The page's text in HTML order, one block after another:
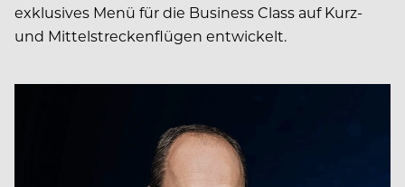
exklusives Menü für die Business Class auf Kurz-
und Mittelstreckenflügen entwickelt.